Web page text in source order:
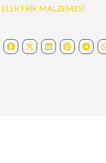
ELEKTRİK MALZEMESİ